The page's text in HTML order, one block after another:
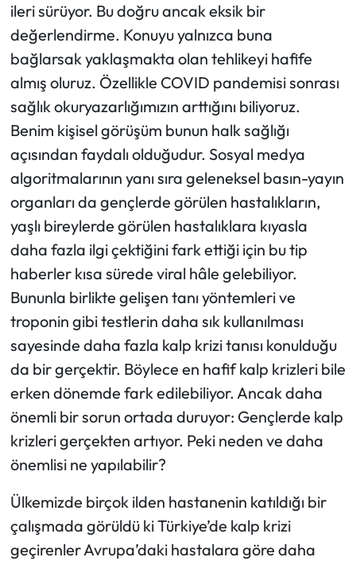
ileri sürüyor. Bu doğru ancak eksik bir
değerlendirme. Konuyu yalnızca buna
bağlarsak yaklaşmakta olan tehlikeyi hafife
almış oluruz. Özellikle COVID pandemisi sonrası
sağlık okuryazarlığımızın arttığını biliyoruz.
Benim kişisel görüşüm bunun halk sağlığı
açısından faydalı olduğudur. Sosyal medya
algoritmalarının yanı sıra geleneksel basın-yayın
organları da gençlerde görülen hastalıkların,
yaşlı bireylerde görülen hastalıklara kıyasla
daha fazla ilgi çektiğini fark ettiği için bu tip
haberler kısa sürede viral hâle gelebiliyor.
Bununla birlikte gelişen tanı yöntemleri ve
troponin gibi testlerin daha sık kullanılması
sayesinde daha fazla kalp krizi tanısı konulduğu
da bir gerçektir. Böylece en hafif kalp krizleri bile
erken dönemde fark edilebiliyor. Ancak daha
önemli bir sorun ortada duruyor: Gençlerde kalp
krizleri gerçekten artıyor. Peki neden ve daha
önemlisi ne yapılabilir?
Ülkemizde birçok ilden hastanenin katıldığı bir
çalışmada görüldü ki Türkiye’de kalp krizi
geçirenler Avrupa’daki hastalara göre daha